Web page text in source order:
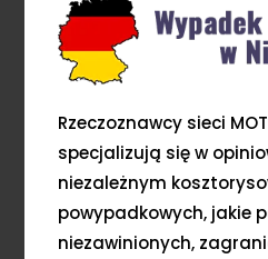
Rzeczoznawcy sieci
specjalizują się w
niezależnym
powypadkowych, jakie
niezawinionych,